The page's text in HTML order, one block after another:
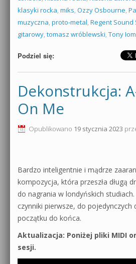
klasyki rocka, miks, Ozzy Osbourne,
muzyczna, proto-metal, Regent Sound
gitarowy, tomasz wróblewski, Tony
Podziel się:
Dekonstrukcja:
On Me
Opublikowano 19 stycznia 2023
Bardzo inteligentnie i mądrze
kompozycja, która przeszła długą
do nagrania w londyńskich
czynniki pierwsze, do pojedynczych
początku do końca.
Aktualizacja: Poniżej pliki MIDI
sesji.